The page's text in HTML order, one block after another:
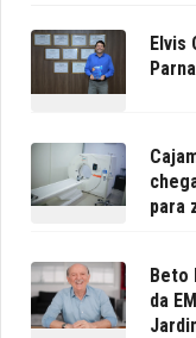
Elvis
para
Beto
da